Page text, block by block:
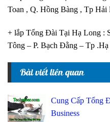
Toan , Q. Hồng Bàng , Tp Hải
+ lắp Tổng Đài Tại Hạ Long :
Tông – P. Bạch Đằng – Tp
Bài viết liên quan
Cung Cấp Tổng
Business